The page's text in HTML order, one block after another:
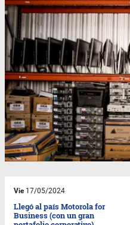
Vie17/05/2024
Llegó al país Motorola for
Business (con un gran